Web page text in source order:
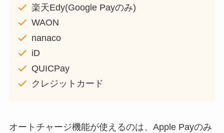
楽天Edy(Google Payのみ)
WAON
nanaco
iD
QUICPay
クレジットカード
オートチャージ機能が使えるのは、Apple Payのみ